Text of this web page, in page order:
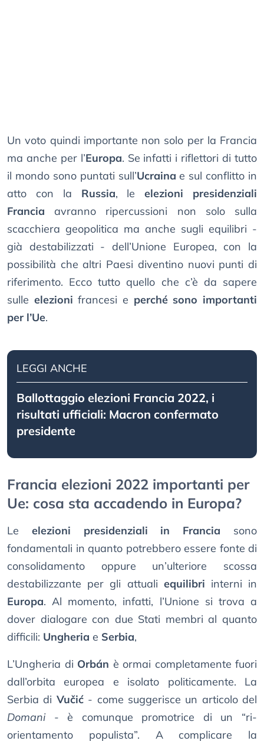
Un voto quindi importante non solo per la Francia
ma anche per l’Europa. Se infatti i riflettori di tutto
il mondo sono puntati sull’Ucraina e sul conflitto in
atto con la Russia, leelezioni presidenziali
Francia avranno ripercussioni non solo sulla
scacchiera geopolitica ma anche sugli equilibri -
già destabilizzati - dell’Unione Europea, con la
possibilità che altri Paesi diventino nuovi punti di
riferimento. Ecco tutto quello che c’è da sapere
sulle elezioni francesi e perché sono importanti
per l’Ue.
LEGGI ANCHE
Ballottaggio elezioni Francia 2022, i
risultati ufficiali: Macron confermato
presidente
Francia elezioni 2022 importanti per
Ue: cosa sta accadendo in Europa?
Le elezioni presidenziali in Francia sono
fondamentali in quanto potrebbero essere fonte di
consolidamento oppure un’ulteriore scossa
destabilizzante per gli attuali equilibri interni in
Europa. Al momento, infatti, l’Unione si trova a
dover dialogare con due Stati membri al quanto
difficili: Ungheria e Serbia,
L’Ungheria di Orbán è ormai completamente fuori
dall’orbita europea e isolato politicamente. La
Serbia di Vučić- come suggerisce un articolo del
Domani- è comunque promotrice di un “ri-
orientamento populista”. A complicare la